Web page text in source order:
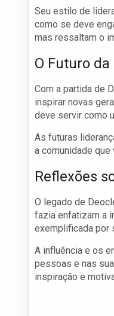
Seu estilo de
como se deve
mas ressaltam o
O Futuro
Com a partida de
inspirar novas
deve servir como
As futuras
a comunidade
Reflexões
O legado de
fazia enfatizam a
exemplificada por
A influência e os
pessoas e nas
inspiração e